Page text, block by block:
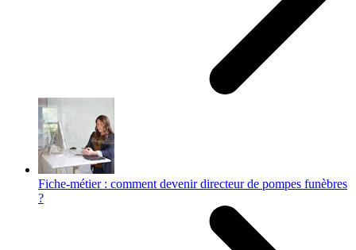
Fiche-métier : comment devenir directeur de pompes funèbres
?